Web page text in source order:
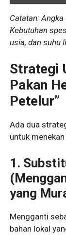
Catatan: Angka
Kebutuhan
usia, dan suhu
Strategi
Pakan
Petelur”
Ada dua
untuk
1.
yang
Mengganti
bahan lokal